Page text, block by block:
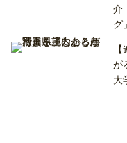
介
グ
が
大